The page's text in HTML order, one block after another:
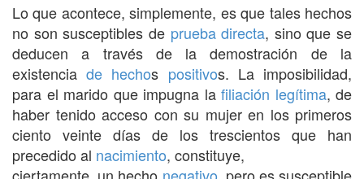
Lo que acontece, simplemente, es que tales hechos
no son susceptibles de prueba directa, sino que se
deducen a través de la demostración de la
existenciade hechos positivos. La imposibilidad,
para el marido que impugna la filiación legítima, de
haber tenido acceso con su mujer en los primeros
ciento veinte días de los trescientos que han
precedido al nacimiento, constituye,
ciertamente, un hecho negativo, pero es susceptible